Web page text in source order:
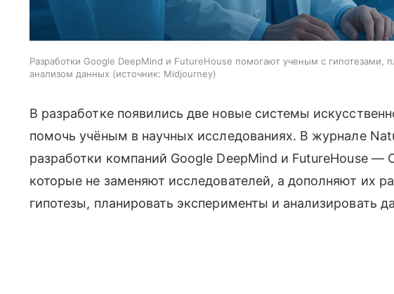
Разработки Google DeepMind и FutureHouse помогают ученым с гипотезами,
анализом данных
источник: Midjourney
В разработке появились две новые системы
помочь учёным в научных исследованиях. В журнале
разработки компаний Google DeepMind и FutureHouse —
которые не заменяют исследователей, а дополняют их
гипотезы, планировать эксперименты и анализировать